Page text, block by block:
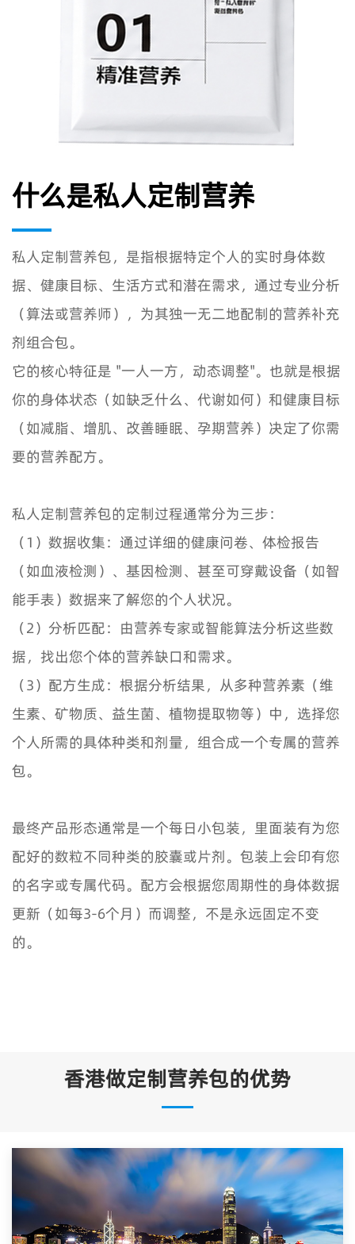
什么是私人定制营养
私人定制营养包，是指根据特定个人的实时身体数
据、健康目标、生活方式和潜在需求，通过专业分析
（算法或营养师），为其独一无二地配制的营养补充
剂组合包。
它的核心特征是 "一人一方，动态调整"。也就是根据
你的身体状态（如缺乏什么、代谢如何）和健康目标
（如减脂、增肌、改善睡眠、孕期营养）决定了你需
要的营养配方。
私人定制营养包的定制过程通常分为三步：
（1）数据收集：通过详细的健康问卷、体检报告
（如血液检测）、基因检测、甚至可穿戴设备（如智
能手表）数据来了解您的个人状况。
（2）分析匹配：由营养专家或智能算法分析这些数
据，找出您个体的营养缺口和需求。
（3）配方生成：根据分析结果，从多种营养素（维
生素、矿物质、益生菌、植物提取物等）中，选择您
个人所需的具体种类和剂量，组合成一个专属的营养
包。
最终产品形态通常是一个每日小包装，里面装有为您
配好的数粒不同种类的胶囊或片剂。包装上会印有您
的名字或专属代码。配方会根据您周期性的身体数据
更新（如每3-6个月）而调整，不是永远固定不变
的。
香港做定制营养包的优势